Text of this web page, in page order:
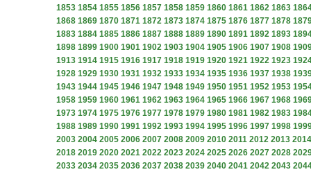
1853 1854 1855 1856 1857 1858 1859 1860 1861 1862 1863
1868 1869 1870 1871 1872 1873 1874 1875 1876 1877 1878
1883 1884 1885 1886 1887 1888 1889 1890 1891 1892 1893
1898 1899 1900 1901 1902 1903 1904 1905 1906 1907 1908
1913 1914 1915 1916 1917 1918 1919 1920 1921 1922 1923
1928 1929 1930 1931 1932 1933 1934 1935 1936 1937 1938
1943 1944 1945 1946 1947 1948 1949 1950 1951 1952 1953
1958 1959 1960 1961 1962 1963 1964 1965 1966 1967 1968
1973 1974 1975 1976 1977 1978 1979 1980 1981 1982 1983
1988 1989 1990 1991 1992 1993 1994 1995 1996 1997 1998
2003 2004 2005 2006 2007 2008 2009 2010 2011 2012 2013 2014
2018 2019 2020 2021 2022 2023 2024 2025 2026 2027 2028
2033 2034 2035 2036 2037 2038 2039 2040 2041 2042 2043